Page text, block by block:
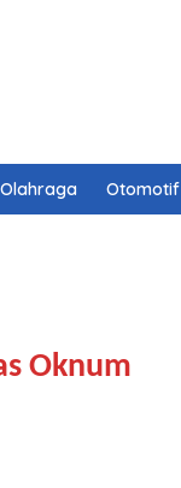
Olahraga Otomotif
Oknum